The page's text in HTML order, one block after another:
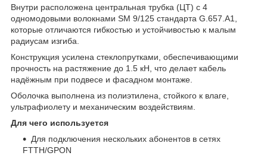
Внутри расположена центральная трубка (ЦТ) с 4
одномодовыми волокнами SM 9/125 стандарта G.657.A1,
которые отличаются гибкостью и устойчивостью к малым
радиусам изгиба.
Конструкция усилена стеклопрутками, обеспечивающими
прочность на растяжение до 1.5 кН, что делает кабель
надёжным при подвесе и фасадном монтаже.
Оболочка выполнена из полиэтилена, стойкого к влаге,
ультрафиолету и механическим воздействиям.
Для чего используется
Для подключения нескольких абонентов в сетях
FTTH/GPON